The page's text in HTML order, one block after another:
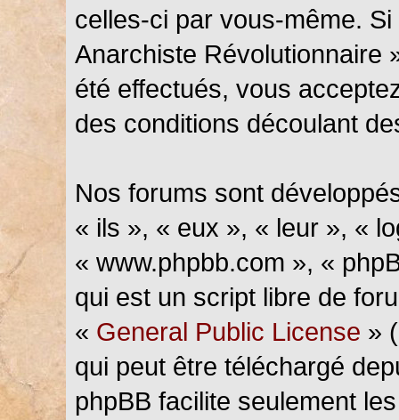
celles-ci par vous-même.
Anarchiste Révolutionnaire
été effectués, vous
des conditions découlant
Nos forums sont
« ils », « eux », « leur », «
« www.phpbb.com », «
qui est un script libre de
« General Public License »
qui peut être téléchargé
phpBB facilite seulement